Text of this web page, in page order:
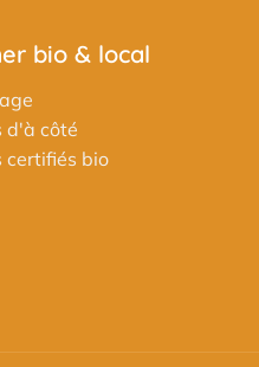
bio & local
d'à côté
certifiés bio